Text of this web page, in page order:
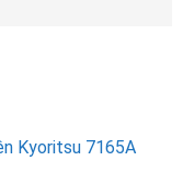
Kyoritsu 7165A